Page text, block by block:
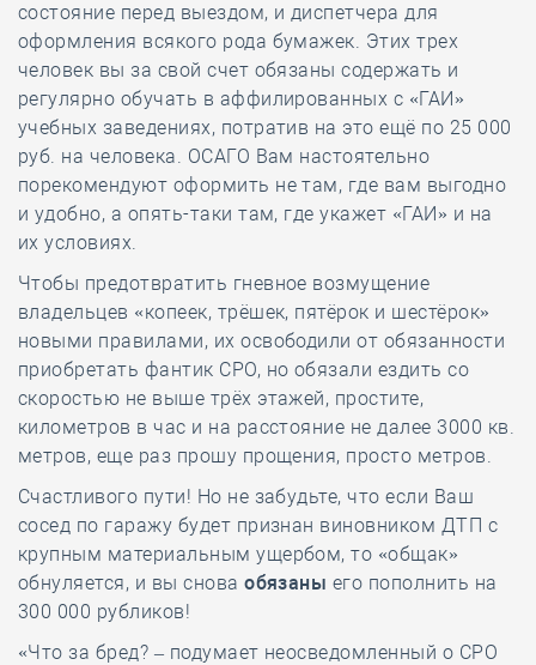
состояние перед выездом, и диспетчера для
оформления всякого рода бумажек. Этих трех
человек вы за свой счет обязаны содержать и
регулярно обучать в аффилированных с «ГАИ»
учебных заведениях, потратив на это ещё по 25 000
руб. на человека. ОСАГО Вам настоятельно
порекомендуют оформить не там, где вам выгодно
и удобно, а опять-таки там, где укажет «ГАИ» и на
их условиях.
Чтобы предотвратить гневное возмущение
владельцев «копеек, трёшек, пятёрок и шестёрок»
новыми правилами, их освободили от обязанности
приобретать фантик СРО, но обязали ездить со
скоростью не выше трёх этажей, простите,
километров в час и на расстояние не далее 3000 кв.
метров, еще раз прошу прощения, просто метров.
Счастливого пути! Но не забудьте, что если Ваш
сосед по гаражу будет признан виновником ДТП с
крупным материальным ущербом, то «общак»
обнуляется, и вы сноваобязаны его пополнить на
300 000 рубликов!
«Что за бред? – подумает неосведомленный о СРО